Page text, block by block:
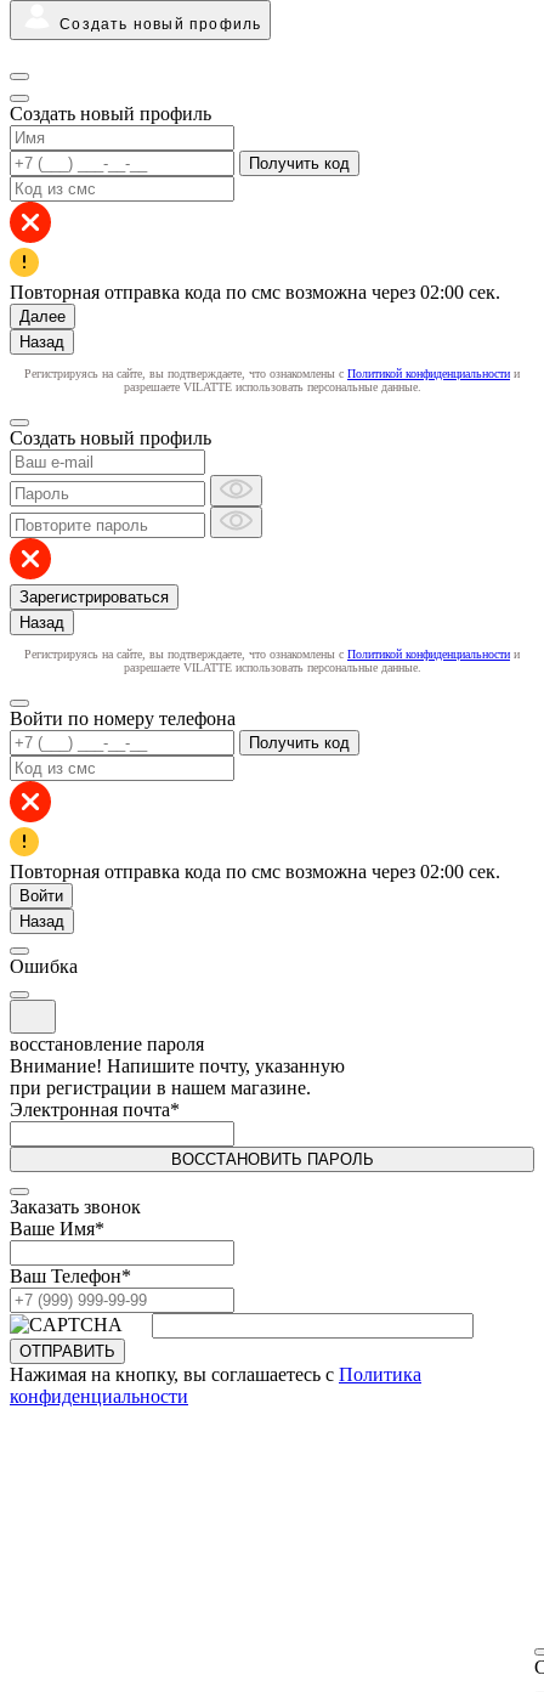
Создать новый профиль
Создать новый профиль
Получить код
Повторная отправка кода по смс возможна через 02:00 сек.
Далее
Назад
Регистрируясь на сайте, вы подтверждаете, что ознакомлены с Политикой конфиденциальности и
разрешаете VILATTE использовать персональные данные.
Создать новый профиль
Зарегистрироваться
Назад
Регистрируясь на сайте, вы подтверждаете, что ознакомлены с Политикой конфиденциальности и
разрешаете VILATTE использовать персональные данные.
Войти по номеру телефона
Получить код
Повторная отправка кода по смс возможна через 02:00 сек.
Войти
Назад
Ошибка
восстановление пароля
Внимание! Напишите почту, указанную
при регистрации в нашем магазине.
Электронная почта*
ВОССТАНОВИТЬ ПАРОЛЬ
Заказать звонок
Ваше Имя*
Ваш Телефон*
ОТПРАВИТЬ
Нажимая на кнопку, вы соглашаетесь с Политика
конфиденциальности